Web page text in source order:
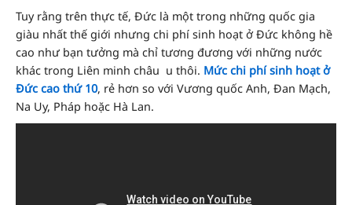
Tuy rằng trên thực tế, Đức là một trong những quốc gia
giàu nhất thế giới nhưng chi phí sinh hoạt ở Đức không hề
cao như bạn tưởng mà chỉ tương đương với những nước
khác trong Liên minh châu u thôi. Mức chi phí sinh hoạt ở
Đức cao thứ 10, rẻ hơn so với Vương quốc Anh, Đan Mạch,
Na Uy, Pháp hoặc Hà Lan.